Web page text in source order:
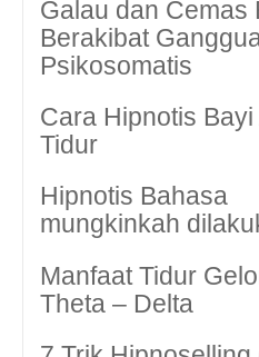
Galau dan Cemas
Berakibat
Psikosomatis
Cara Hipnotis Bayi
Tidur
Hipnotis Bahasa
mungkinkah
Manfaat Tidur
Theta – Delta